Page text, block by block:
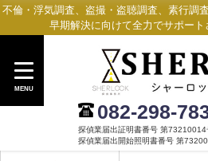
不倫・浮気調査、盗撮・盗聴調査、素行調
早期解決に向けて全力でサポート
MENU
082-298-
探偵業届出証明書番号 第73210014
探偵業届出開始照明書番号 第